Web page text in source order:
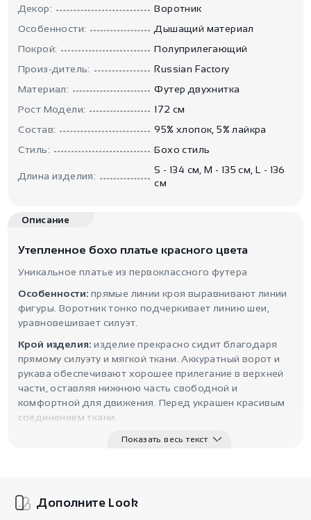
Декор:
Воротник
Особенности:
Дышащий материал
Покрой:
Полуприлегающий
Произ-дитель:
Russian Factory
Материал:
Футер двухнитка
Рост Модели:
172 см
Состав:
95% хлопок, 5% лайкра
Стиль:
Бохо стиль
Длина изделия:
S - 134 см, M - 135 см, L - 136
см
Описание
Утепленное бохо платье красного цвета
Уникальное платье из первоклассного футера
Особенности: прямые линии кроя выравнивают линии
фигуры. Воротник тонко подчеркивает линию шеи,
уравновешивает силуэт.
Крой изделия: изделие прекрасно сидит благодаря
прямому силуэту и мягкой ткани. Аккуратный ворот и
рукава обеспечивают хорошее прилегание в верхней
части, оставляя нижнюю часть свободной и
комфортной для движения. Перед украшен красивым
соединением ткани.
Показать весь текст
Дополните Look